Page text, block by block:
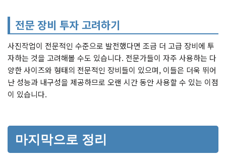
전문 장비 투자 고려하기
사진작업이 전문적인 수준으로 발전했다면 조금 더 고급 장비에 투
자하는 것을 고려해볼 수도 있습니다. 전문가들이 자주 사용하는 다
양한 사이즈와 형태의 전문적인 장비들이 있으며, 이들은 더욱 뛰어
난 성능과 내구성을 제공하므로 오랜 시간 동안 사용할 수 있는 이점
이 있습니다.
마지막으로 정리